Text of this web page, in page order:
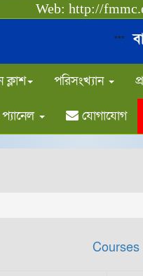
Web: http://
পরিসংখ্যান
যোগাযোগ
Courses